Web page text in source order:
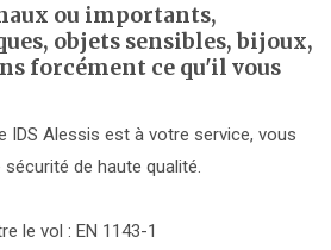
ou importants,
objets sensibles, bijoux,
forcément ce qu'il vous
IDS Alessis est à votre service, vous
de haute qualité.
le vol : EN 1143-1